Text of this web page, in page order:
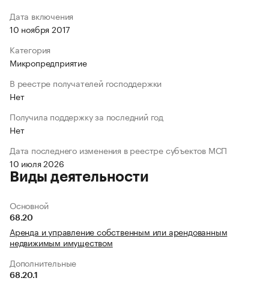
Дата включения
10 ноября 2017
Категория
Микропредприятие
В реестре получателей господдержки
Нет
Получила поддержку за последний год
Нет
Дата последнего изменения в реестре субъектов МСП
10 июля 2026
Виды деятельности
Основной
68.20
Аренда и управление собственным или арендованным
недвижимым имуществом
Дополнительные
68.20.1